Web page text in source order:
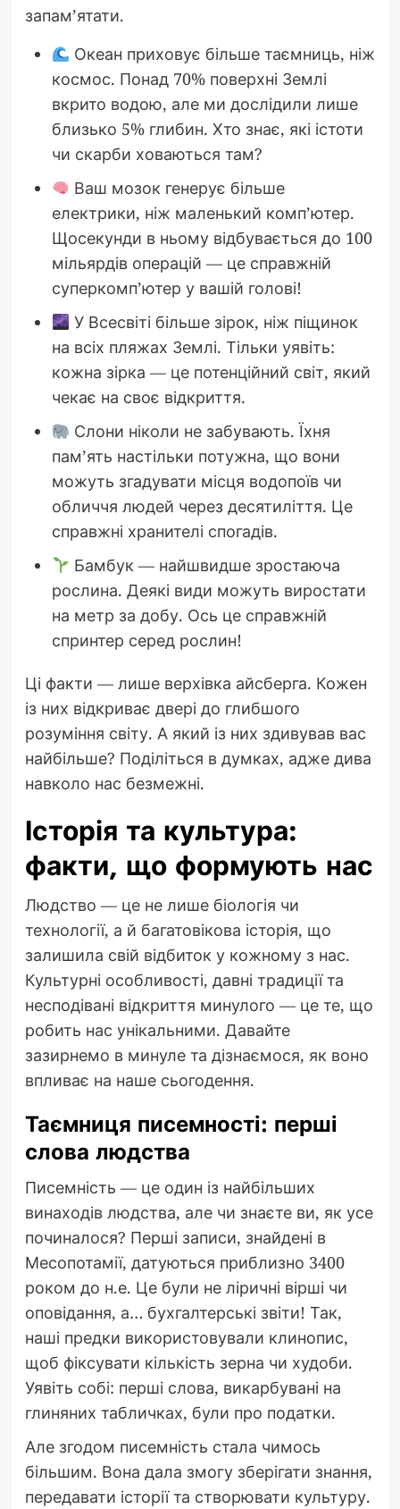
запам’ятати.
Океан приховує більше таємниць, ніж
космос. Понад 70% поверхні Землі
вкрито водою, але ми дослідили лише
близько 5% глибин. Хто знає, які істоти
чи скарби ховаються там?
Ваш мозок генерує більше
електрики, ніж маленький комп’ютер.
Щосекунди в ньому відбувається до 100
мільярдів операцій — це справжній
суперкомп’ютер у вашій голові!
У Всесвіті більше зірок, ніж піщинок
на всіх пляжах Землі. Тільки уявіть:
кожна зірка — це потенційний світ, який
чекає на своє відкриття.
Слони ніколи не забувають. Їхня
пам’ять настільки потужна, що вони
можуть згадувати місця водопоїв чи
обличчя людей через десятиліття. Це
справжні хранителі спогадів.
Бамбук — найшвидше зростаюча
рослина. Деякі види можуть виростати
на метр за добу. Ось це справжній
спринтер серед рослин!
Ці факти — лише верхівка айсберга. Кожен
із них відкриває двері до глибшого
розуміння світу. А який із них здивував вас
найбільше? Поділіться в думках, адже дива
навколо нас безмежні.
Історія та культура:
факти, що формують нас
Людство — це не лише біологія чи
технології, а й багатовікова історія, що
залишила свій відбиток у кожному з нас.
Культурні особливості, давні традиції та
несподівані відкриття минулого — це те, що
робить нас унікальними. Давайте
зазирнемо в минуле та дізнаємося, як воно
впливає на наше сьогодення.
Таємниця писемності: перші
слова людства
Писемність — це один із найбільших
винаходів людства, але чи знаєте ви, як усе
починалося? Перші записи, знайдені в
Месопотамії, датуються приблизно 3400
роком до н.е. Це були не ліричні вірші чи
оповідання, а… бухгалтерські звіти! Так,
наші предки використовували клинопис,
щоб фіксувати кількість зерна чи худоби.
Уявіть собі: перші слова, викарбувані на
глиняних табличках, були про податки.
Але згодом писемність стала чимось
більшим. Вона дала змогу зберігати знання,
передавати історії та створювати культуру.